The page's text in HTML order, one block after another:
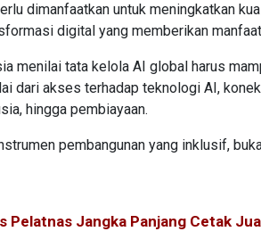
dimanfaatkan untuk meningkatkan
digital yang memberikan
menilai tata kelola AI global harus
dari akses terhadap teknologi AI,
hingga pembiayaan.
pembangunan yang inklusif,
Pelatnas Jangka Panjang Cetak